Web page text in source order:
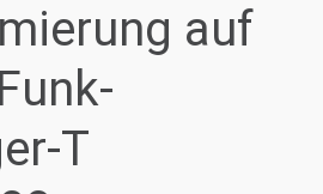
auf
T